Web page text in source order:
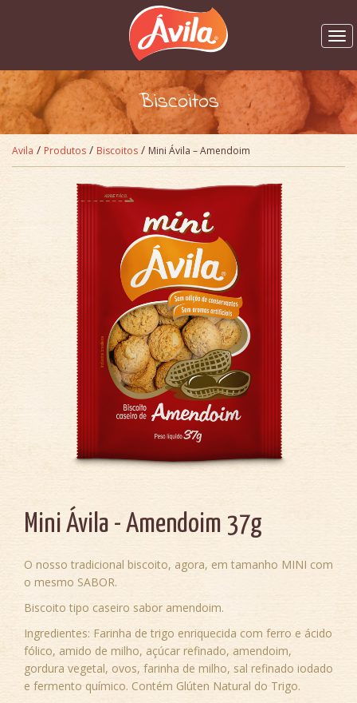
Biscoitos
Avila / Produtos / Biscoitos / Mini Ávila – Amendoim
Mini Ávila - Amendoim 37g
O nosso tradicional biscoito, agora, em tamanho MINI com
o mesmo SABOR.
Biscoito tipo caseiro sabor amendoim.
Ingredientes: Farinha de trigo enriquecida com ferro e ácido
fólico, amido de milho, açúcar refinado, amendoim,
gordura vegetal, ovos, farinha de milho, sal refinado iodado
e fermento químico. Contém Glúten Natural do Trigo.